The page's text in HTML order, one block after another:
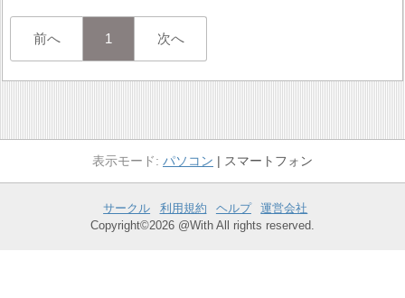
前へ 1 次へ
パソコン スマートフォン
サークル 利用規約 ヘルプ
運営会社
Copyright©2026 @With All rights reserved.